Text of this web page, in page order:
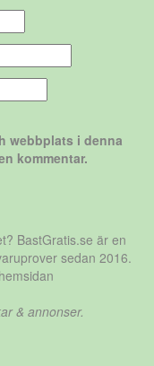
webbplats i denna
kommentar.
BastGratis.se är en
sedan 2016.
& annonser.